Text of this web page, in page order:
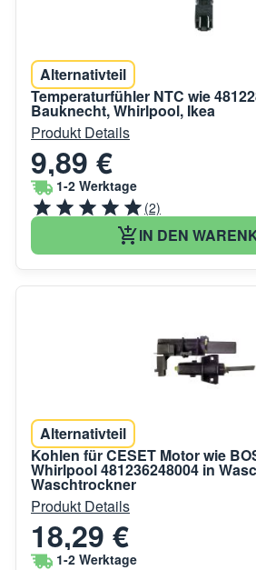
Alternativteil
Temperaturfühler NTC wie
Bauknecht, Whirlpool, Ikea
Produkt Details
9,89 €
1-2 Werktage
(2)
IN DEN
Alternativteil
Kohlen für CESET Motor wie
Whirlpool 481236248004 in
Waschtrockner
Produkt Details
18,29 €
1-2 Werktage